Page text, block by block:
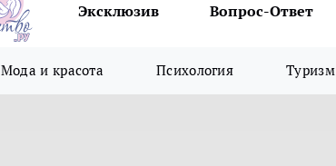
Эксклюзив Вопрос-Ответ
Мода и красота Психология Туризм